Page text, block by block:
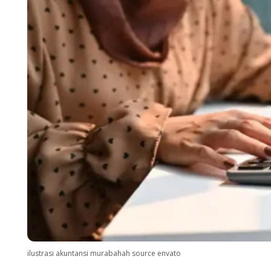
ilustrasi akuntansi murabahah source envato